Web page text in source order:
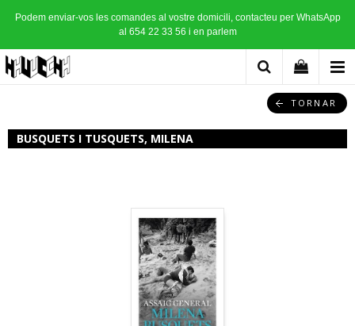
Podem enviar-vos les comandes al vostre domicili, contacteu per WhatsApp
al 654 22 33 56 i en parlem
TORNAR
BUSQUETS I TUSQUETS, MILENA